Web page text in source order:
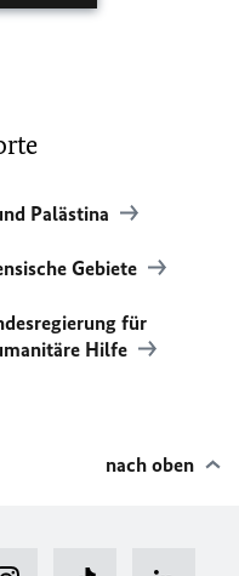
Palästina
Gebiete
für
Hilfe
nach oben